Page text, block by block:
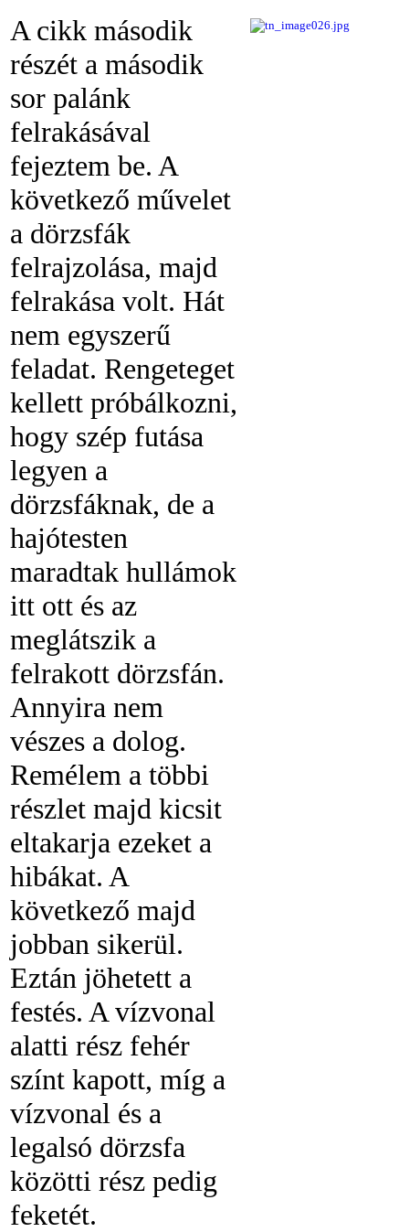
A cikk második
részét a második
sor palánk
felrakásával
fejeztem be. A
következő művelet
a dörzsfák
felrajzolása, majd
felrakása volt. Hát
nem egyszerű
feladat. Rengeteget
kellett próbálkozni,
hogy szép futása
legyen a
dörzsfáknak, de a
hajótesten
maradtak hullámok
itt ott és az
meglátszik a
felrakott dörzsfán.
Annyira nem
vészes a dolog.
Remélem a többi
részlet majd kicsit
eltakarja ezeket a
hibákat. A
következő majd
jobban sikerül.
Eztán jöhetett a
festés. A vízvonal
alatti rész fehér
színt kapott, míg a
vízvonal és a
legalsó dörzsfa
közötti rész pedig
feketét.